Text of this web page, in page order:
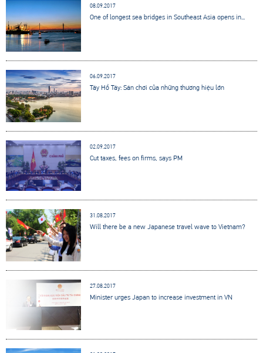
08.09.2017
One of longest sea bridges in Southeast Asia opens in...
06.09.2017
Tây Hồ Tây: Sân chơi của những thương hiệu lớn
02.09.2017
Cut taxes, fees on firms, says PM
31.08.2017
Will there be a new Japanese travel wave to Vietnam?
27.08.2017
Minister urges Japan to increase investment in VN